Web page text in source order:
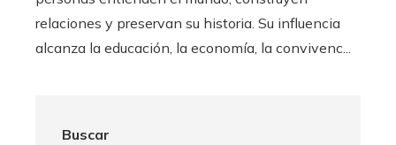
relaciones y preservan su historia. Su influencia
alcanza la educación, la economía, la convivenc...
Buscar